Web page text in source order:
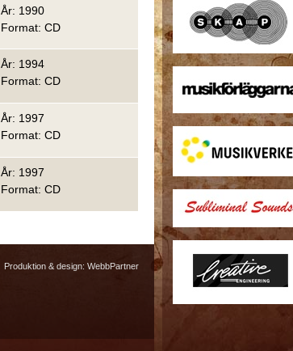
År: 1990
Format: CD
År: 1994
Format: CD
År: 1997
Format: CD
År: 1997
Format: CD
Produktion & design: WebbPartner